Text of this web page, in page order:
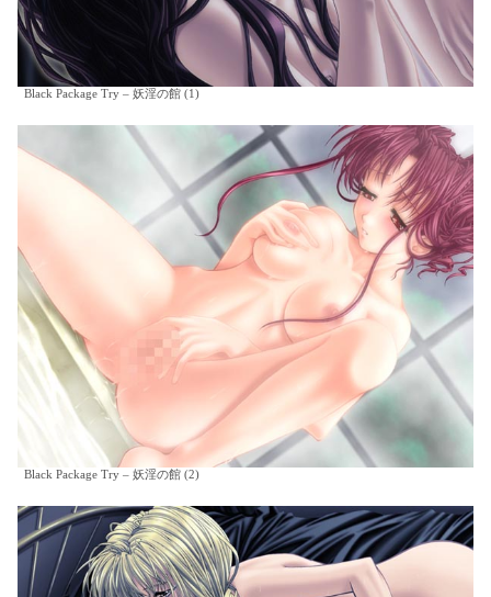
Black Package Try – 妖淫の館 (1)
Black Package Try – 妖淫の館 (2)